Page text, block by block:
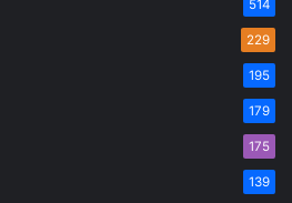
514
229
195
179
175
139